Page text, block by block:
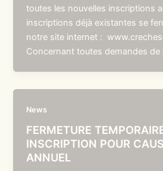
toutes les nouvelles inscriptions
inscriptions déjà existantes se
notre site internet :
Concernant toutes demandes de
News
FERMETURE
INSCRIPTION POUR
ANNUEL